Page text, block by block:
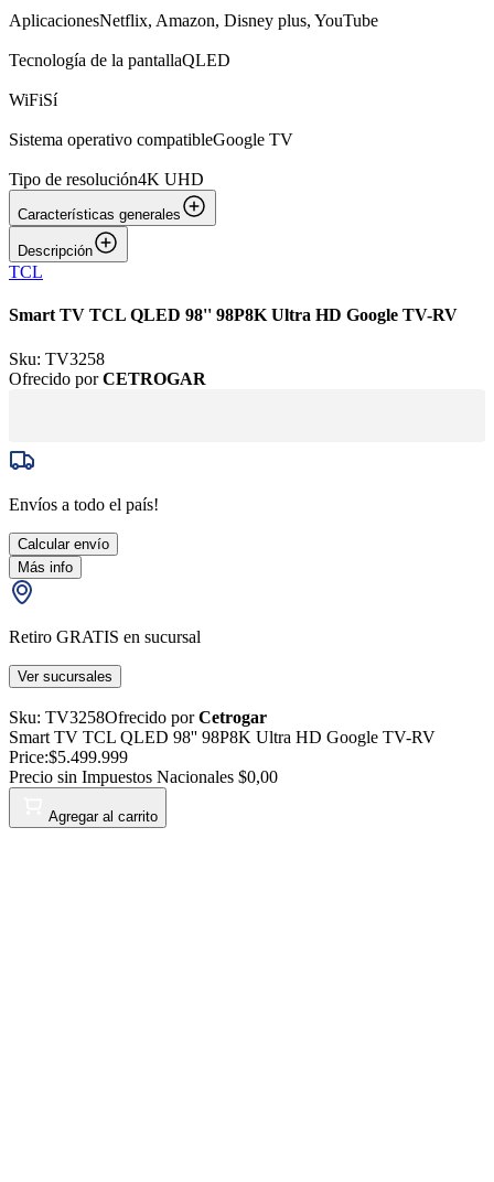
AplicacionesNetflix, Amazon, Disney plus, YouTube
Tecnología de la pantallaQLED
WiFiSí
Sistema operativo compatibleGoogle TV
Tipo de resolución4K UHD
Características generales
Descripción
TCL
Smart TV TCL QLED 98'' 98P8K Ultra HD Google TV-RV
Sku: TV3258
Ofrecido porCETROGAR
Envíos a todo el país!
Calcular envío
Más info
Retiro GRATIS en sucursal
Ver sucursales
Sku: TV3258Ofrecido porCetrogar
Smart TV TCL QLED 98'' 98P8K Ultra HD Google TV-RV
Price:$5.499.999
Precio sin Impuestos Nacionales $0,00
Agregar al carrito